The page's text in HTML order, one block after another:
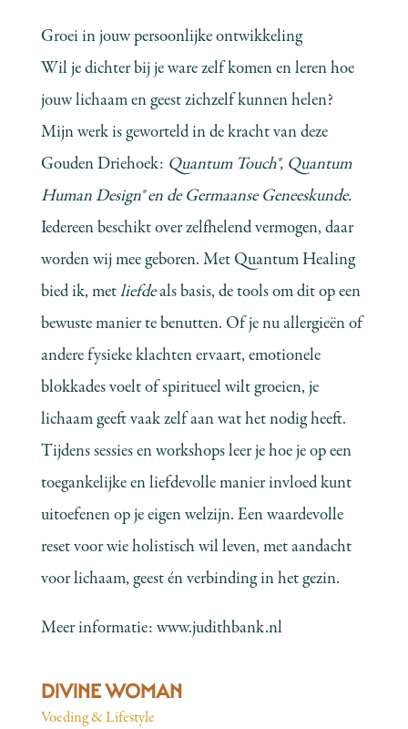
Groei in jouw persoonlijke ontwikkeling
Wil je dichter bij je ware zelf komen en leren hoe
jouw lichaam en geest zichzelf kunnen helen?
Mijn werk is geworteld in de kracht van deze
Gouden Driehoek: Quantum Touch®, Quantum
Human Design® en de Germaanse Geneeskunde.
Iedereen beschikt over zelfhelend vermogen, daar
worden wij mee geboren. Met Quantum Healing
bied ik, metliefdeals basis, de tools om dit op een
bewuste manier te benutten. Of je nu allergieën of
andere fysieke klachten ervaart, emotionele
blokkades voelt of spiritueel wilt groeien, je
lichaam geeft vaak zelf aan wat het nodig heeft.
Tijdens sessies en workshops leer je hoe je op een
toegankelijke en liefdevolle manier invloed kunt
uitoefenen op je eigen welzijn. Een waardevolle
reset voor wie holistisch wil leven, met aandacht
voor lichaam, geest én verbinding in het gezin.
Meer informatie:www.judithbank.nl
DIVINE WOMAN
Voeding & Lifestyle